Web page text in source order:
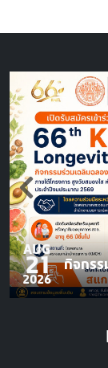
AUG
21
2026
กิจกร